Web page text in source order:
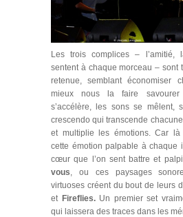
Les trois complices – l’amitié,
sentent à chaque morceau – sont
retenue, semblant économiser
mieux nous la faire
s’accélère, les sons se mêlent,
crescendo qui transcende
et multiplie les émotions. Car là
cette émotion palpable à chaque
cœur que l’on sent battre et
vous, ou ces paysages
virtuoses créent du bout de leurs
et Fireflies. Un premier set
qui laissera des traces dans les